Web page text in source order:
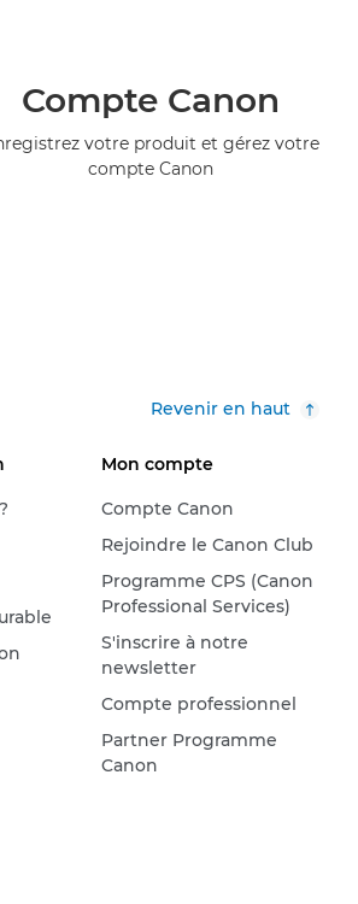
Compte Canon
votre produit et gérez votre
compte Canon
Revenir en haut
Mon compte
Compte Canon
Rejoindre le Canon Club
Programme CPS (Canon
Professional Services)
S'inscrire à notre
newsletter
Compte professionnel
Partner Programme
Canon